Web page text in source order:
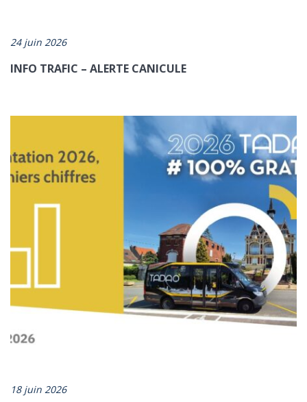
24 juin 2026
INFO TRAFIC – ALERTE CANICULE
18 juin 2026